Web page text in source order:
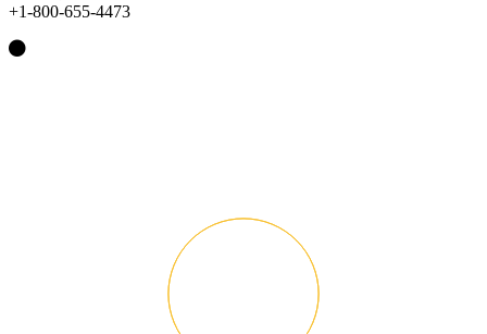
+1-800-655-4473